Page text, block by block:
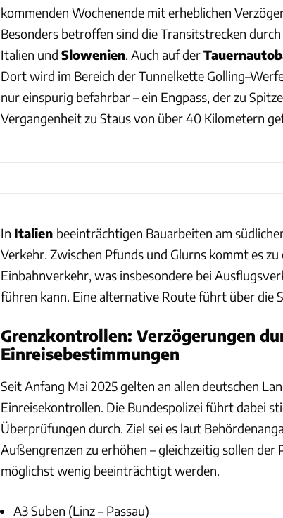
kommenden Wochenende mit erheblichen
Besonders betroffen sind die Transitstrecken durch
Italien und Slowenien . Auch auf der
Dort wird im Bereich der Tunnelkette
nur einspurig befahrbar – ein Engpass, der zu
Vergangenheit zu Staus von über 40 Kilometern
In Italien beeinträchtigen Bauarbeiten am
Verkehr. Zwischen Pfunds und Glurns kommt es
Einbahnverkehr, was insbesondere bei
führen kann. Eine alternative Route führt über die
Grenzkontrollen: Verzögerungen
Einreisebestimmungen
Seit Anfang Mai 2025 gelten an allen deutschen
Einreisekontrollen. Die Bundespolizei führt dabei
Überprüfungen durch. Ziel sei es laut
Außengrenzen zu erhöhen – gleichzeitig sollen
möglichst wenig beeinträchtigt werden.
A3 Suben (Linz – Passau)